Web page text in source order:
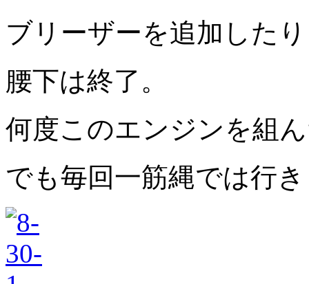
ブリーザーを追加した
腰下は終了。
何度このエンジンを組
でも毎回一筋縄では行